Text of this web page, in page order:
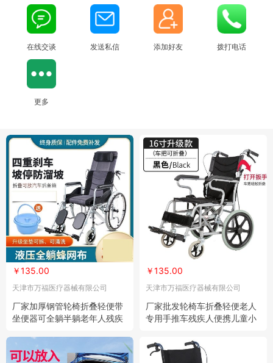
在线交谈 发送私信 添加好友 拨打电话
更多
￥135.00
天津市万福医疗器械有限公司
厂家加厚钢管轮椅折叠轻便带
坐便器可全躺半躺老年人残疾
￥135.00
天津市万福医疗器械有限公司
厂家批发轮椅车折叠轻便老人
专用手推车残疾人便携儿童小